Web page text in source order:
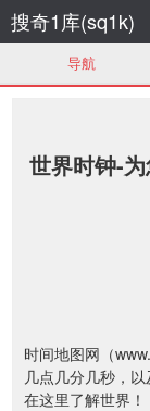
搜奇1库(sq1k)
导航
世界时钟-
时间地图网（
几点几分几秒，
在这里了解世界！